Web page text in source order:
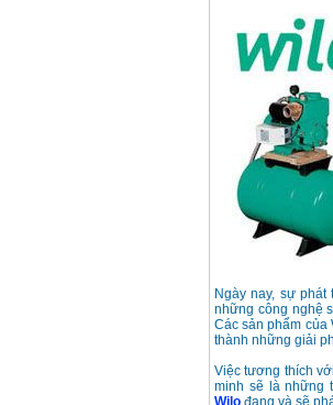
Ngày nay, sự
những công nghệ
Các sản phẩm
thành những giải
Việc tương thích
minh sẽ là những
Wilo đang và sẽ